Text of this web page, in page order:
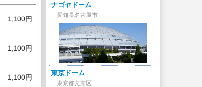
1,100円
1,100円
1,100円
ナゴヤドーム
愛知県名古屋市
東京ドーム
東京都文京区